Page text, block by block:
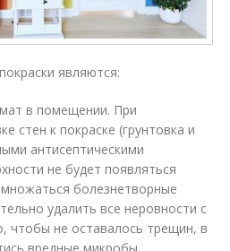
являются:
в помещении. При
стен к покраске (грунтовка и
антисептическими
не будет появляться
болезнетворные
удалить все неровности с
чтобы не оставалось трещин, в
вредные микробы.